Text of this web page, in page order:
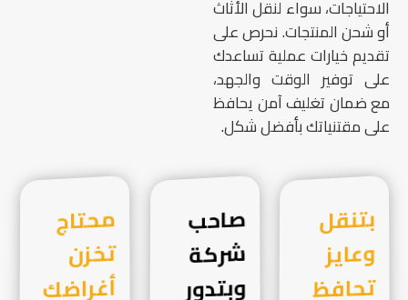
الاحتياجات، سواء لنقل الأثاث
أو شحن المنتجات. نحرص على
تقديم خيارات عملية تساعدك
على توفير الوقت والجهد،
مع ضمان تغليف آمن يحافظ
على مقتنياتك بأفضل شكل.
بتنقل
وعايز
تحافظ صاحب
شركة
وبتدور محتاج
تخزن
أغراضك